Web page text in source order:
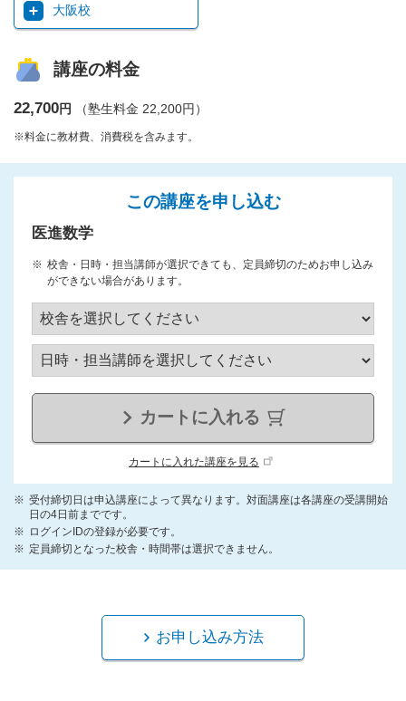
大阪校
講座の料金
22,700円 （塾生料金 22,200円）
※料金に教材費、消費税を含みます。
この講座を申し込む
医進数学
校舎・日時・担当講師が選択できても、定員締切のためお申し込み
ができない場合があります。
カートに入れる
カートに入れた講座を見る
受付締切日は申込講座によって異なります。対面講座は各講座の受講開始
日の4日前までです。
ログインIDの登録が必要です。
定員締切となった校舎・時間帯は選択できません。
お申し込み方法